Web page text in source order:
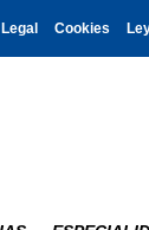
Cookies